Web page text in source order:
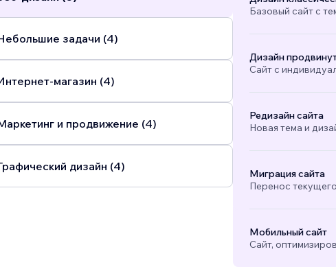
задачи (4)
магазин (4)
и продвижение (4)
дизайн (4)
Базовый сайт с
Дизайн
Сайт с
Редизайн сайта
Новая тема и
Миграция сайта
Перенос
Мобильный сайт
Сайт,